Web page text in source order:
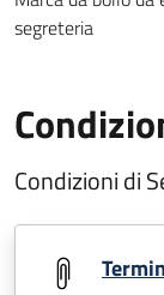
segreteria
Condizioni di